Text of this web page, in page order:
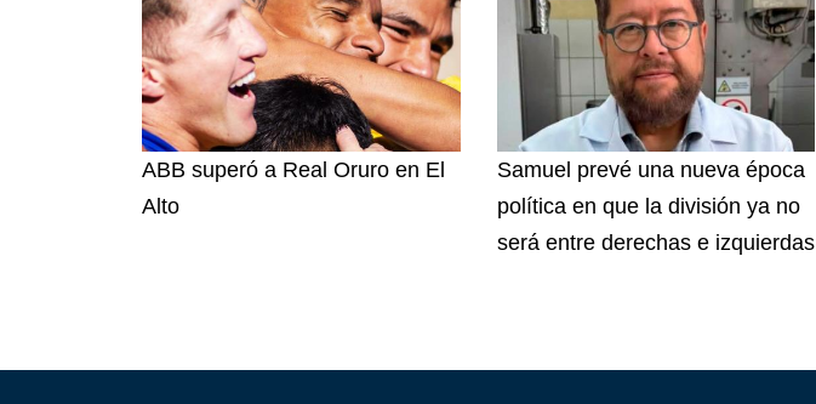
ABB superó a Real Oruro en El
Alto
Samuel prevé una nueva época
política en que la división ya no
será entre derechas e izquierdas